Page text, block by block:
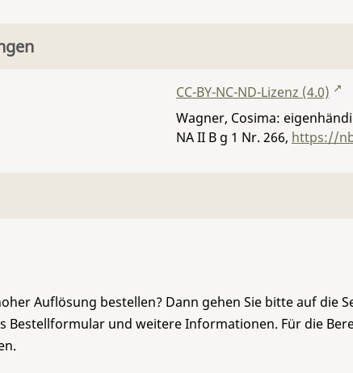
CC-BY-NC-ND-Lizenz (4.0)
Wagner, Cosima:
NA II B g 1 Nr. 266, https://
Auflösung bestellen? Dann gehen Sie bitte auf die
Bestellformular und weitere Informationen. Für die